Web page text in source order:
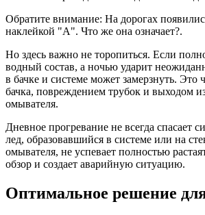
Обратите внимание: На дорогах
наклейкой "А". Что же она означает?.
Но здесь важно не торопиться. Если
водный состав, а ночью ударит
в бачке и системе может замерзнуть. Это
бачка, повреждением трубок и выходом
омывателя.
Дневное прогревание не всегда спасает
лед, образовавшийся в системе или на
омывателя, не успевает полностью
обзор и создает аварийную ситуацию.
Оптимальное решение